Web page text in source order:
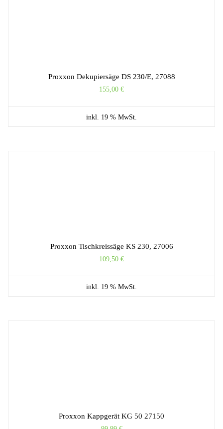
Proxxon Dekupiersäge DS 230/E, 27088
155,00 €
inkl. 19 % MwSt.
Proxxon Tischkreissäge KS 230, 27006
109,50 €
inkl. 19 % MwSt.
Proxxon Kappgerät KG 50 27150